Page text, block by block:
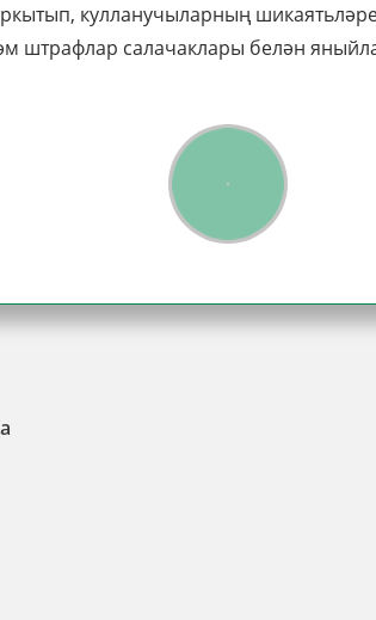
кулланучыларның
штрафлар салачаклары белән